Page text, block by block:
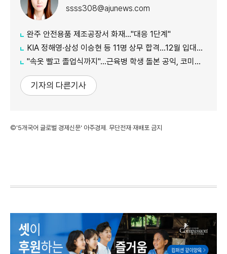
ssss308@ajunews.com
완주 안전용품 제조공장서 화재…"대응 1단계"
KIA 정해영·삼성 이승현 등 11명 상무 합격…12월 입대해 2028년 6월 전역
"속옷 빨고 졸업식까지"…근육병 학생 돌본 공익, 코미디언 김규원이었다
기자의 다른기사
©'5개국어 글로벌 경제신문' 아주경제. 무단전재·재배포 금지